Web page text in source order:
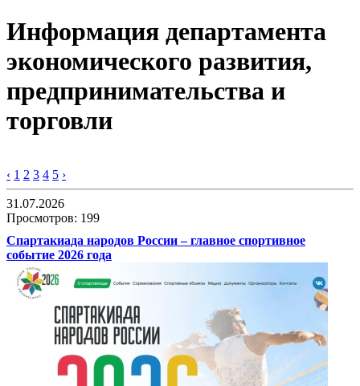
Информация департамента
экономического развития,
предпринимательства и
торговли
‹ 1 2 3 4 5 ›
31.07.2026
Просмотров: 199
Спартакиада народов России – главное спортивное
событие 2026 года